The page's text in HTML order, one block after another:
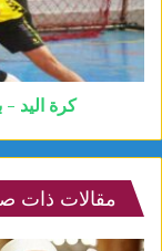
كرة اليد -
مقالات ذات